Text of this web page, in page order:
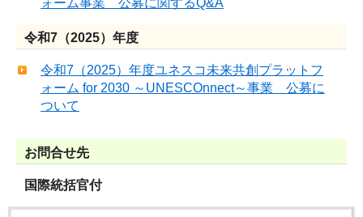
令和7（2025）年度
令和7（2025）年度ユネスコ未来共創プラットフ
ォーム for 2030 ～UNESCOnnect～事業 公募に
ついて
お問合せ先
国際統括官付